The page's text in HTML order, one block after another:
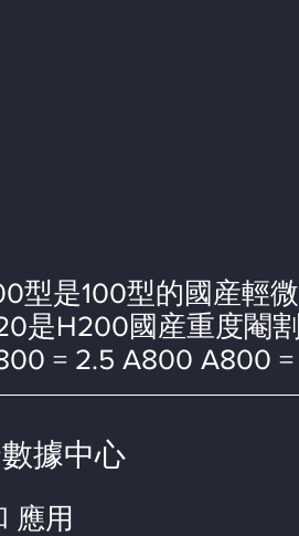
型是100型的國産輕
是H200國産重度閹
= 2.5 A800 A800
據中心
應用